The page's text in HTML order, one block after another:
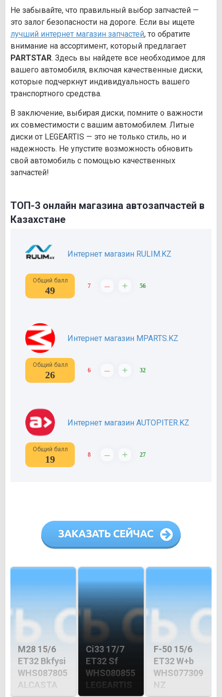
Не забывайте, что правильный выбор запчастей —
это залог безопасности на дороге. Если вы ищете
лучший интернет магазин запчастей, то обратите
внимание на ассортимент, который предлагает
PARTSTAR. Здесь вы найдете все необходимое для
вашего автомобиля, включая качественные диски,
которые подчеркнут индивидуальность вашего
транспортного средства.
В заключение, выбирая диски, помните о важности
их совместимости с вашим автомобилем. Литые
диски от LEGEARTIS — это не только стиль, но и
надежность. Не упустите возможность обновить
свой автомобиль с помощью качественных
запчастей!
ТОП-3 онлайн магазина автозапчастей в
Казахстане
Интернет магазин RULIM.KZ
Общий балл
49 7 – + 56
Интернет магазин MPARTS.KZ
Общий балл
26 6 – + 32
Интернет магазин AUTOPITER.KZ
Общий балл
19 8 – + 27
M28 15/6
ET32 Bkfysi
WHS087805
ALCASTA
Ci33 17/7
ET32 Sf
WHS080855
LEGEARTIS
F-50 15/6
ET32 W+b
WHS077309
NZ